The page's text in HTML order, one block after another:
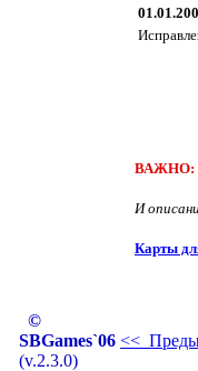
ВАЖНО:
И
Карты
©
SBGames`06
(v.2.3.0)
<<